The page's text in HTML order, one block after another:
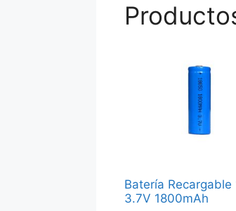
Batería Recargable
3.7V 1800mAh